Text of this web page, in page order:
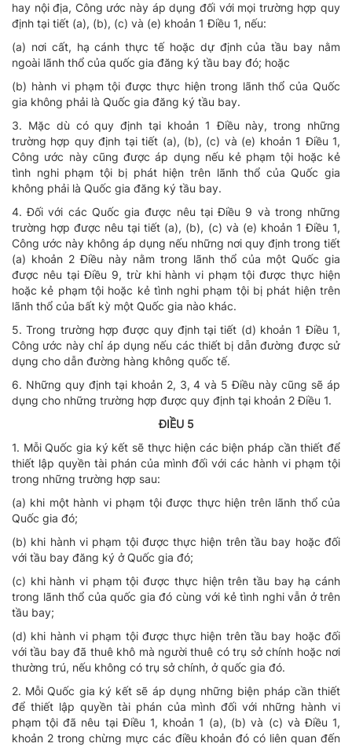
hay nội địa, Công ước này áp dụng đối với mọi trường hợp quy
định tại tiết (a), (b), (c) và (e) khoản 1 Điều 1, nếu:
(a) nơi cất, hạ cánh thực tế hoặc dự định của tầu bay nằm
ngoài lãnh thổ của quốc gia đăng ký tầu bay đó; hoặc
(b) hành vi phạm tội được thực hiện trong lãnh thổ của Quốc
gia không phải là Quốc gia đăng ký tầu bay.
3. Mặc dù có quy định tại khoản 1 Điều này, trong những
trường hợp quy định tại tiết (a), (b), (c) và (e) khoản 1 Điều 1,
Công ước này cũng được áp dụng nếu kẻ phạm tội hoặc kẻ
tình nghi phạm tội bị phát hiện trên lãnh thổ của Quốc gia
không phải là Quốc gia đăng ký tầu bay.
4. Đối với các Quốc gia được nêu tại Điều 9 và trong những
trường hợp được nêu tại tiết (a), (b), (c) và (e) khoản 1 Điều 1,
Công ước này không áp dụng nếu những nơi quy định trong tiết
(a) khoản 2 Điều này nằm trong lãnh thổ của một Quốc gia
được nêu tại Điều 9, trừ khi hành vi phạm tội được thực hiện
hoặc kẻ phạm tội hoặc kẻ tình nghi phạm tội bị phát hiện trên
lãnh thổ của bất kỳ một Quốc gia nào khác.
5. Trong trường hợp được quy định tại tiết (d) khoản 1 Điều 1,
Công ước này chỉ áp dụng nếu các thiết bị dẫn đường được sử
dụng cho dẫn đường hàng không quốc tế.
6. Những quy định tại khoản 2, 3, 4 và 5 Điều này cũng sẽ áp
dụng cho những trường hợp được quy định tại khoản 2 Điều 1.
ĐIỀU 5
1. Mỗi Quốc gia ký kết sẽ thực hiện các biện pháp cần thiết để
thiết lập quyền tài phán của mình đối với các hành vi phạm tội
trong những trường hợp sau:
(a) khi một hành vi phạm tội được thực hiện trên lãnh thổ của
Quốc gia đó;
(b) khi hành vi phạm tội được thực hiện trên tầu bay hoặc đối
với tầu bay đăng ký ở Quốc gia đó;
(c) khi hành vi phạm tội được thực hiện trên tầu bay hạ cánh
trong lãnh thổ của quốc gia đó cùng với kẻ tình nghi vẫn ở trên
tầu bay;
(d) khi hành vi phạm tội được thực hiện trên tầu bay hoặc đối
với tầu bay đã thuê khô mà người thuê có trụ sở chính hoặc nơi
thường trú, nếu không có trụ sở chính, ở quốc gia đó.
2. Mỗi Quốc gia ký kết sẽ áp dụng những biện pháp cần thiết
để thiết lập quyền tài phán của mình đối với những hành vi
phạm tội đã nêu tại Điều 1, khoản 1 (a), (b) và (c) và Điều 1,
khoản 2 trong chừng mực các điều khoản đó có liên quan đến